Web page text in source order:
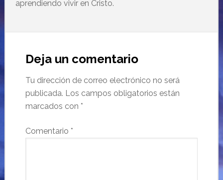
aprendiendo vivir en Cristo.
Deja un comentario
Tu dirección de correo electrónico no será
publicada. Los campos obligatorios están
marcados con *
Comentario *